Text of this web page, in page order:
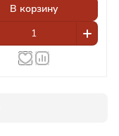
В корзину